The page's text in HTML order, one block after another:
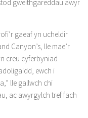
gweithgareddau awyr
gaeaf yn ucheldir
Canyon’s, lle mae’r
creu cyferbyniad
ewch i
lle gallwch chi
ac awyrgylch tref fach